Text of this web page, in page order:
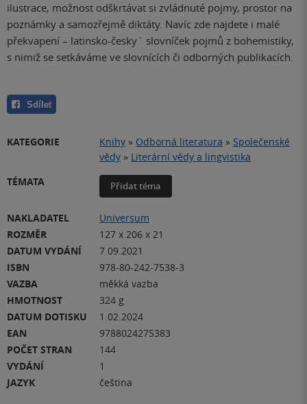
ilustrace, možnost odškrtávat si zvládnuté pojmy, prostor na
poznámky a samozřejmě diktáty. Navíc zde najdete i malé
překvapení – latinsko-česky´ slovníček pojmů z bohemistiky,
s nimiž se setkáváme ve slovnících či odborných publikacích.
Sdílet
KATEGORIE Knihy » Odborná literatura » Společenské
vědy » Literární vědy a lingvistika
TÉMATA
Přidat téma
NAKLADATEL
Universum
ROZMĚR
127 x 206 x 21
DATUM VYDÁNÍ
7.09.2021
ISBN
978-80-242-7538-3
VAZBA
měkká vazba
HMOTNOST
324 g
DATUM DOTISKU
1.02.2024
EAN
9788024275383
POČET STRAN
144
VYDÁNÍ
1
JAZYK
čeština